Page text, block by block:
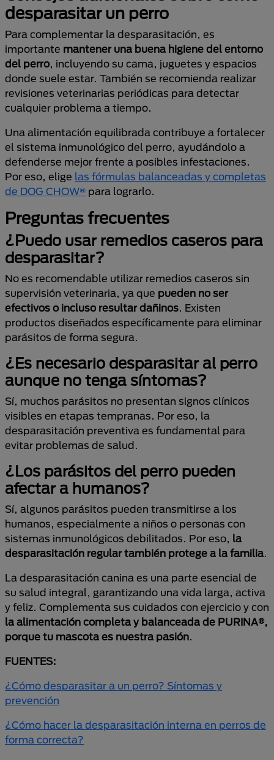
desparasitar un perro
Para complementar la desparasitación, es
importante mantener una buena higiene del entorno
del perro, incluyendo su cama, juguetes y espacios
donde suele estar. También se recomienda realizar
revisiones veterinarias periódicas para detectar
cualquier problema a tiempo.
Una alimentación equilibrada contribuye a fortalecer
el sistema inmunológico del perro, ayudándolo a
defenderse mejor frente a posibles infestaciones.
Por eso, elige las fórmulas balanceadas y completas
de DOG CHOW® para lograrlo.
Preguntas frecuentes
¿Puedo usar remedios caseros para
desparasitar?
No es recomendable utilizar remedios caseros sin
supervisión veterinaria, ya que pueden no ser
efectivos o incluso resultar dañinos. Existen
productos diseñados específicamente para eliminar
parásitos de forma segura.
¿Es necesario desparasitar al perro
aunque no tenga síntomas?
Sí, muchos parásitos no presentan signos clínicos
visibles en etapas tempranas. Por eso, la
desparasitación preventiva es fundamental para
evitar problemas de salud.
¿Los parásitos del perro pueden
afectar a humanos?
Sí, algunos parásitos pueden transmitirse a los
humanos, especialmente a niños o personas con
sistemas inmunológicos debilitados. Por eso, la
desparasitación regular también protege a la familia.
La desparasitación canina es una parte esencial de
su salud integral, garantizando una vida larga, activa
y feliz. Complementa sus cuidados con ejercicio y con
la alimentación completa y balanceada de PURINA®,
porque tu mascota es nuestra pasión.
FUENTES:
¿Cómo desparasitar a un perro? Síntomas y
prevención
¿Cómo hacer la desparasitación interna en perros de
forma correcta?